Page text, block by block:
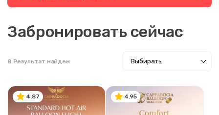
Найдите место или мероприятие
Поиск
Забронировать сейчас
8 Результат найден
4.87 4.95